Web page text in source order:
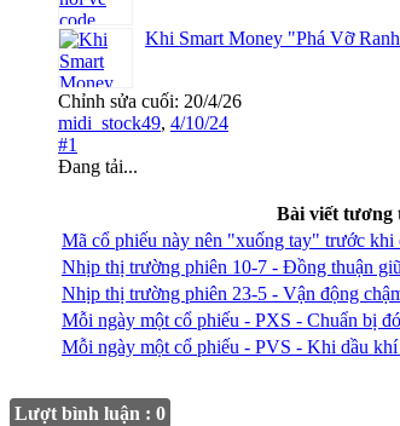
Khi Smart Money "Phá Vỡ
Chỉnh sửa cuối: 20/4/26
midi_stock49, 4/10/24
#1
Đang tải...
Bài viết tương
Mã cổ phiếu này nên "xuống tay" trước khi
Nhịp thị trường phiên 10-7 - Đồng thuận
Nhịp thị trường phiên 23-5 - Vận động
Mỗi ngày một cổ phiếu - PXS - Chuẩn bị
Mỗi ngày một cổ phiếu - PVS - Khi dầu
Lượt bình luận : 0